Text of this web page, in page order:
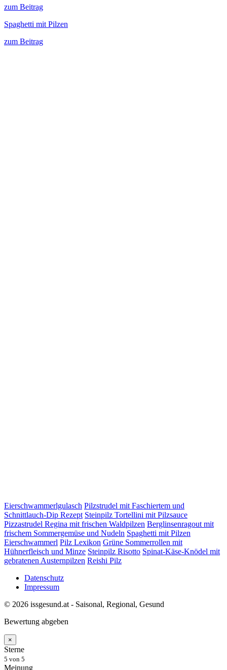
zum Beitrag
Spaghetti mit Pilzen
zum Beitrag
Eierschwammerlgulasch Pilzstrudel mit Faschiertem und
Schnittlauch-Dip Rezept Steinpilz Tortellini mit Pilzsauce
Pizzastrudel Regina mit frischen Waldpilzen Berglinsenragout mit
frischem Sommergemüse und Nudeln Spaghetti mit Pilzen
Eierschwammerl Pilz Lexikon Grüne Sommerrollen mit
Hühnerfleisch und Minze Steinpilz Risotto Spinat-Käse-Knödel mit
gebratenen Austernpilzen Reishi Pilz
Datenschutz
Impressum
© 2026 issgesund.at - Saisonal, Regional, Gesund
Bewertung abgeben
×
Sterne
5 von 5
Meinung